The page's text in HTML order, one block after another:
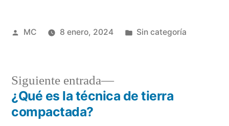
Publicado
MC 8 enero, 2024
Publicada
Sin categoría
Navegación
Siguiente entrada
Siguiente
entrada:
¿Qué es la técnica de tierra
compactada?